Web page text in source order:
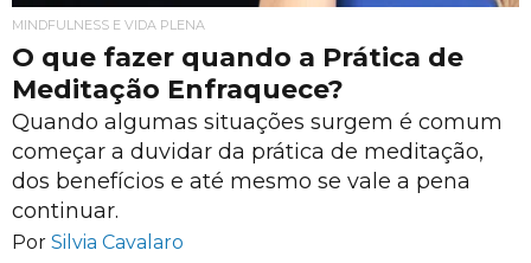
MINDFULNESS E VIDA PLENA
O que fazer quando a Prática de
Meditação Enfraquece?
Quando algumas situações surgem é comum
começar a duvidar da prática de meditação,
dos benefícios e até mesmo se vale a pena
continuar.
Por Silvia Cavalaro